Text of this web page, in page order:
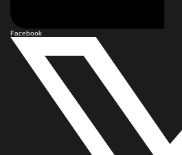
Facebook